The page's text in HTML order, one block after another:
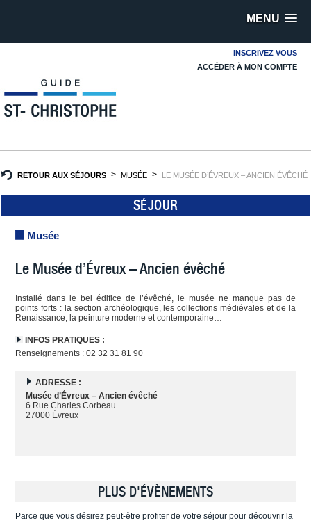
MENU
INSCRIVEZ VOUS
ACCÉDER À MON COMPTE
RETOUR AUX SÉJOURS MUSÉE LE MUSÉE D’ÉVREUX – ANCIEN ÉVÊCHÉ
SÉJOUR
Musée
Le Musée d’Évreux – Ancien évêché
Installé dans le bel édifice de l’évêché, le musée ne manque pas de
points forts : la section archéologique, les collections médiévales et de la
Renaissance, la peinture moderne et contemporaine…
INFOS PRATIQUES :
Renseignements : 02 32 31 81 90
ADRESSE :
Musée d’Évreux – Ancien évêché
6 Rue Charles Corbeau
27000 Évreux
PLUS D'ÉVÈNEMENTS
Parce que vous désirez peut-être profiter de votre séjour pour découvrir la